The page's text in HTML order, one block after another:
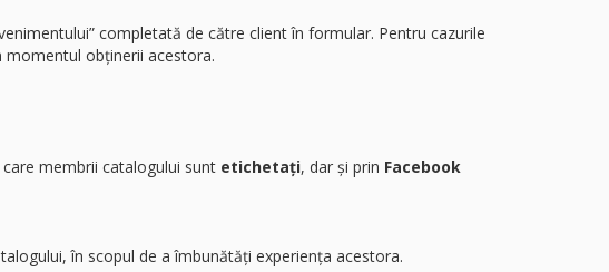
completată de către client în formular. Pentru cazurile
momentul obținerii acestora.
membrii catalogului sunt etichetați, dar și prin Facebook
în scopul de a îmbunătăți experiența acestora.